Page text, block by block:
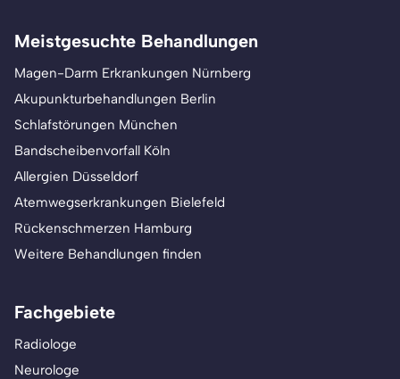
Meistgesuchte Behandlungen
Magen-Darm Erkrankungen Nürnberg
Akupunkturbehandlungen Berlin
Schlafstörungen München
Bandscheibenvorfall Köln
Allergien Düsseldorf
Atemwegserkrankungen Bielefeld
Rückenschmerzen Hamburg
Weitere Behandlungen finden
Fachgebiete
Radiologe
Neurologe